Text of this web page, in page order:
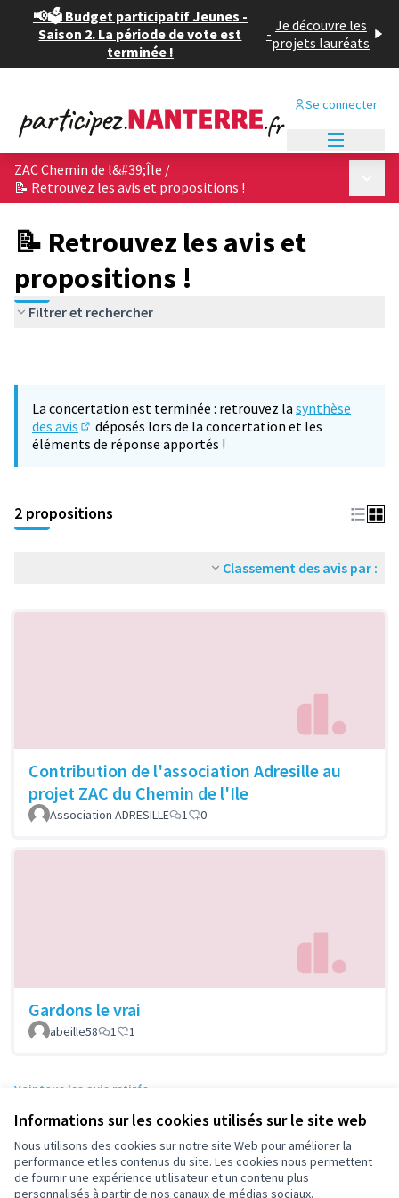
Informations sur les cookies utilisés sur le site web
Nous utilisons des cookies sur notre site Web pour améliorer la
performance et les contenus du site. Les cookies nous permettent
de fournir une expérience utilisateur et un contenu plus
personnalisés à partir de nos canaux de médias sociaux.
📢🗳️ Budget participatif Jeunes -
Saison 2. La période de vote est
terminée !
- Je découvre les
projets lauréats
Se connecter
ZAC Chemin de l&#39;Île /
📝 Retrouvez les avis et propositions !
📝 Retrouvez les avis et
propositions !
Filtrer et rechercher
La concertation est terminée : retrouvez la synthèse
des avis
(S'ouvre dans un nouvel onglet)
déposés lors de la concertation et les
éléments de réponse apportés !
2 propositions
Classement des avis par :
Contribution de l'association Adresille au
projet ZAC du Chemin de l'Ile
Association ADRESILLE 1 0
Gardons le vrai
abeille58 1 1
Voir tous les avis retirés
Conditions d'utilisation
Paramètres des cookies